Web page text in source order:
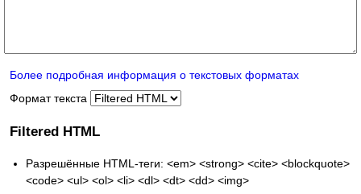
Более подробная информация о текстовых форматах
Формат текста
Filtered HTML
Разрешённые HTML-теги: <em> <strong> <cite> <blockquote>
<code> <ul> <ol> <li> <dl> <dt> <dd> <img>